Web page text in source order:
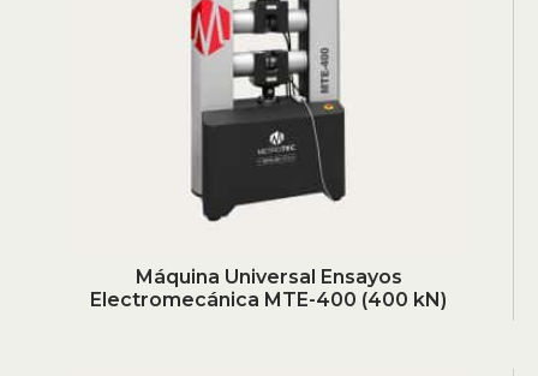
Máquina Universal Ensayos
Electromecánica MTE-400 (400 kN)